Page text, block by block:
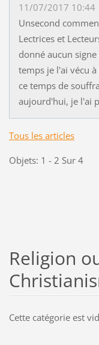
11/07/2017 10:44
Unsecond
Lectrices et
donné aucun
temps je l'ai vécu
ce temps de
aujourd'hui, je l'ai
Tous les articles
Objets: 1 - 2 Sur 4
Religion
Cette catégorie est